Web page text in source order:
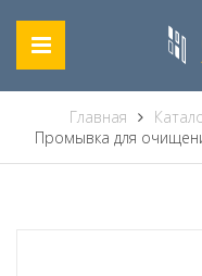
Главная
Промывка для